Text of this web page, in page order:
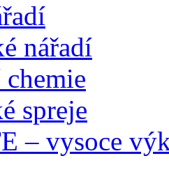
nářadí
spreje
– vysoce